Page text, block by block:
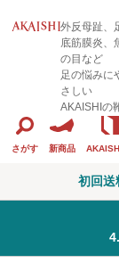
外反母趾、
底筋膜炎、
の目など
足の悩みに
さしい
AKAISHIの
さがす 新商品
初回送